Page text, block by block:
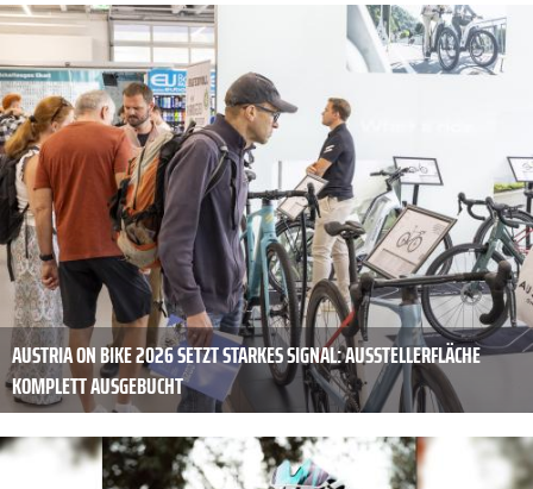
AUSTRIA ON BIKE 2026 SETZT STARKES SIGNAL: AUSSTELLERFLÄCHE
KOMPLETT AUSGEBUCHT